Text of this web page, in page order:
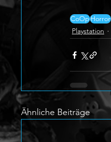
CoOpHorror
Playstation
Ähnliche Beiträge